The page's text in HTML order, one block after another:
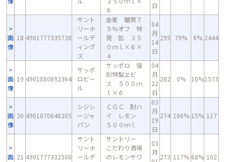
６
日
画
像
18 4901777335738
サント
リーホ
ールデ
ィング
ス
金麦 糖質７
５％オフ 特
発 缶 ３５
０ｍｌ×６×
４
04
月
14
日
295 79% 6% 2444
画
像
19 4901880892364
サッポ
ロビー
ル
サッポロ 復
刻特製ヱビ
ス ５００ｍ
ｌ×６
04
月
22
日
282 0% 10%1573
画
像
20 4901870646205
シジシ
ージャ
パン
ＣＧＣ 酎ハ
イ レモン
５００ｍｌ
03
月
19
日
274 106% 15% 117
画 21 4901777332508
サント
リーホ
ールデ
サントリー
こだわり酒場
のレモンサワ
03
月
273 117% 68% 102